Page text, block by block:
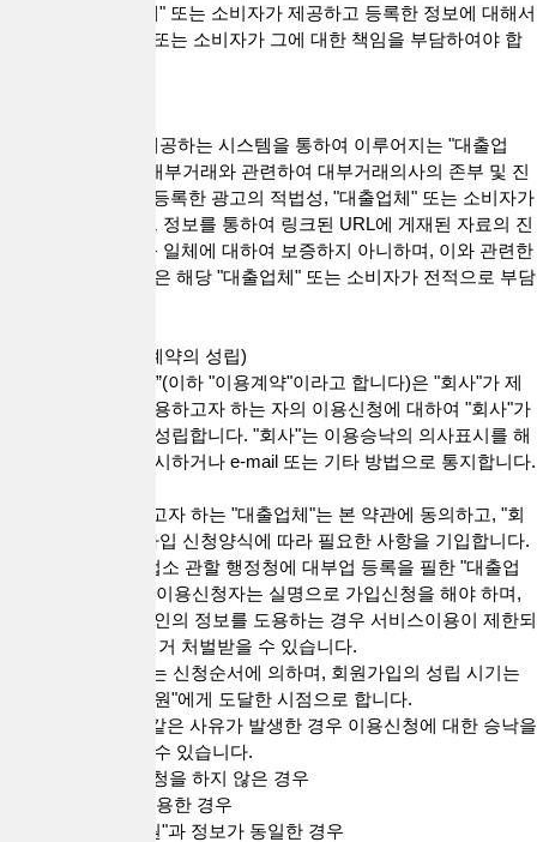
래계약 및 "대출업체" 또는 소비자가 제공하고 등록한 정보에 대해서
는 해당 "대출업체" 또는 소비자가 그에 대한 책임을 부담하여야 합
"회사"는 "회사"가 제공하는 시스템을 통하여 이루어지는 "대출업
체"와 소비자 간의 대부거래와 관련하여 대부거래의사의 존부 및 진
정성, "대출업체"가 등록한 광고의 적법성, "대출업체" 또는 소비자가
입력하는 정보 및 그 정보를 통하여 링크된 URL에 게재된 자료의 진
실성 또는 적법성 등 일체에 대하여 보증하지 아니하며, 이와 관련한
일체의 위험과 책임은 해당 "대출업체" 또는 소비자가 전적으로 부담
제7조(서비스 이용계약의 성립)
1. “서비스 이용계약”(이하 "이용계약"이라고 합니다)은 "회사"가 제
공하는 서비스를 이용하고자 하는 자의 이용신청에 대하여 "회사"가
이를 승낙함으로써 성립합니다. "회사"는 이용승낙의 의사표시를 해
당 서비스화면에 게시하거나 e-mail 또는 기타 방법으로 통지합니다.
2. 서비스를 이용하고자 하는 "대출업체"는 본 약관에 동의하고, "회
사"가 정하는 회원가입 신청양식에 따라 필요한 사항을 기입합니다.
3. "회원"가입은 영업소 관할 행정청에 대부업 등록을 필한 "대출업
체"만 할 수 있으며, 이용신청자는 실명으로 가입신청을 해야 하며,
실명이 아니거나 타인의 정보를 도용하는 경우 서비스이용이 제한되
거나 관련 법령에 의거 처벌받을 수 있습니다.
4. 이용신청의 처리는 신청순서에 의하며, 회원가입의 성립 시기는
"회사"의 승낙이 "회원"에게 도달한 시점으로 합니다.
5. "회사"는 다음과 같은 사유가 발생한 경우 이용신청에 대한 승낙을
거부하거나 유보할 수 있습니다.
1) 실명으로 가입신청을 하지 않은 경우
2) 타인의 정보를 도용한 경우
3) 이미 가입된 "회원"과 정보가 동일한 경우